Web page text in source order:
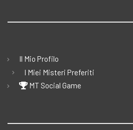
Il Mio Profilo
I Miei Misteri Preferiti
MT Social Game